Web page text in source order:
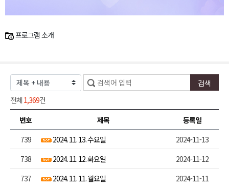
프로그램 소개
전체 1,369건
번호
제목
등록일
739
2024. 11. 13. 수요일
2024-11-13
738
2024. 11. 12. 화요일
2024-11-12
737
2024. 11. 11. 월요일
2024-11-11